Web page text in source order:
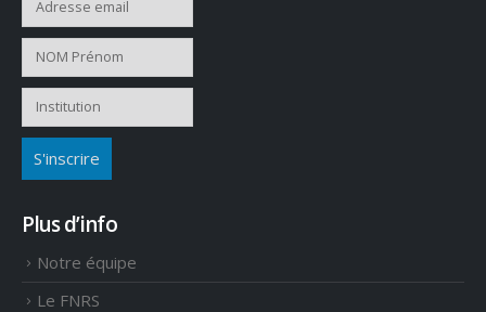
Plus d’info
Notre équipe
Le FNRS